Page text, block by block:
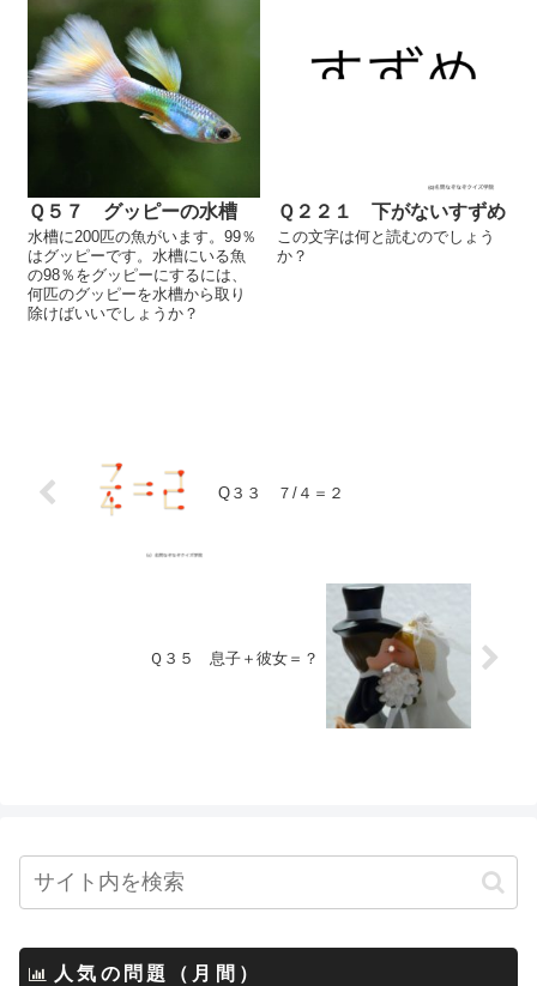
Ｑ５７ グッピーの水槽
水槽に200匹の魚がいます。99％
はグッピーです。水槽にいる魚
の98％をグッピーにするには、
何匹のグッピーを水槽から取り
除けばいいでしょうか？
Ｑ２２１ 下がないすずめ
この文字は何と読むのでしょう
か？
Q３３ ７/４＝２
Ｑ３５ 息子＋彼女＝？
人気の問題（月間）